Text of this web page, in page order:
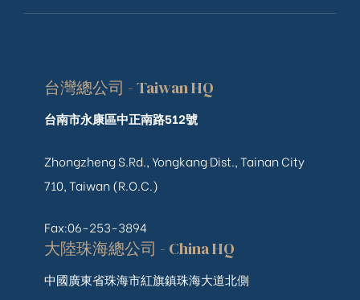
台灣總公司 - Taiwan HQ
台南市永康區中正南路512號
Zhongzheng S.Rd., Yongkang Dist., Tainan City
710, Taiwan (R.O.C.)
Fax:06-253-3894
大陸珠海總公司 - China HQ
中國廣東省珠海市紅旗鎮珠海大道北側